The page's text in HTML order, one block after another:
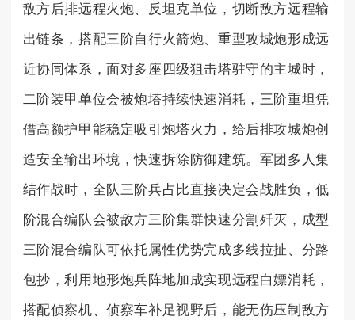
敌方后排远程火炮、反坦克单位，切断敌方远程输
出链条，搭配三阶自行火箭炮、重型攻城炮形成远
近协同体系，面对多座四级狙击塔驻守的主城时，
二阶装甲单位会被炮塔持续快速消耗，三阶重坦凭
借高额护甲能稳定吸引炮塔火力，给后排攻城炮创
造安全输出环境，快速拆除防御建筑。军团多人集
结作战时，全队三阶兵占比直接决定会战胜负，低
阶混合编队会被敌方三阶集群快速分割歼灭，成型
三阶混合编队可依托属性优势完成多线拉扯、分路
包抄，利用地形炮兵阵地加成实现远程白嫖消耗，
搭配侦察机、侦察车补足视野后，能无伤压制敌方